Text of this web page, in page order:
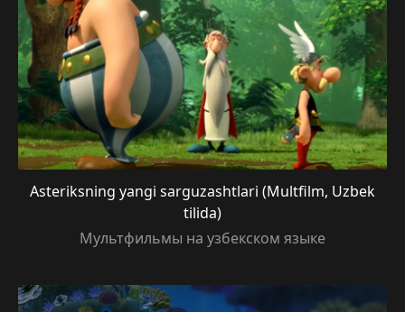
Asteriksning yangi sarguzashtlari (Multfilm, Uzbek
tilida)
Мультфильмы на узбекском языке